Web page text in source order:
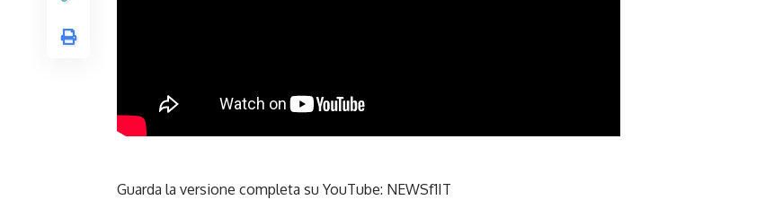
Guarda la versione completa su YouTube: NEWSf1IT